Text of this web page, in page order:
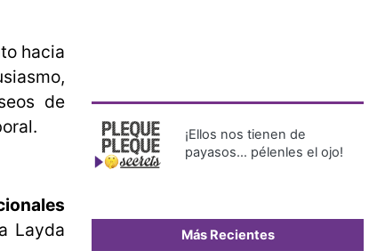
hacia
de
Layda
¡Ellos nos tienen de
payasos… pélenles el ojo!
Más Recientes